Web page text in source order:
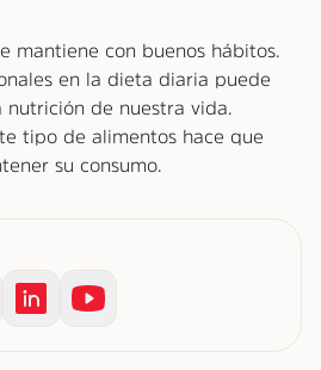
mantiene con buenos hábitos.
en la dieta diaria puede
de nuestra vida.
tipo de alimentos hace que
su consumo.